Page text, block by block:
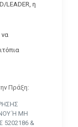
LEADER, η
να
Πράξη:
Ή ΜΗ
5202186 &